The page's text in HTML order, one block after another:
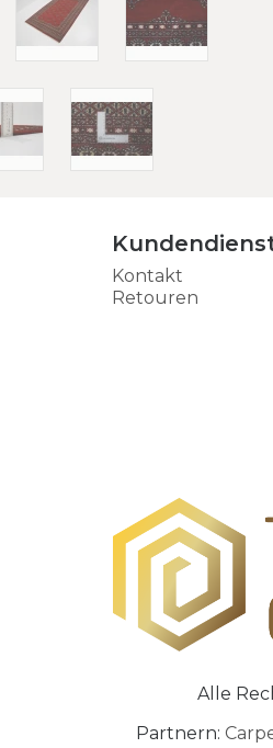
Kontakt
Retouren
Alle
Partnern: